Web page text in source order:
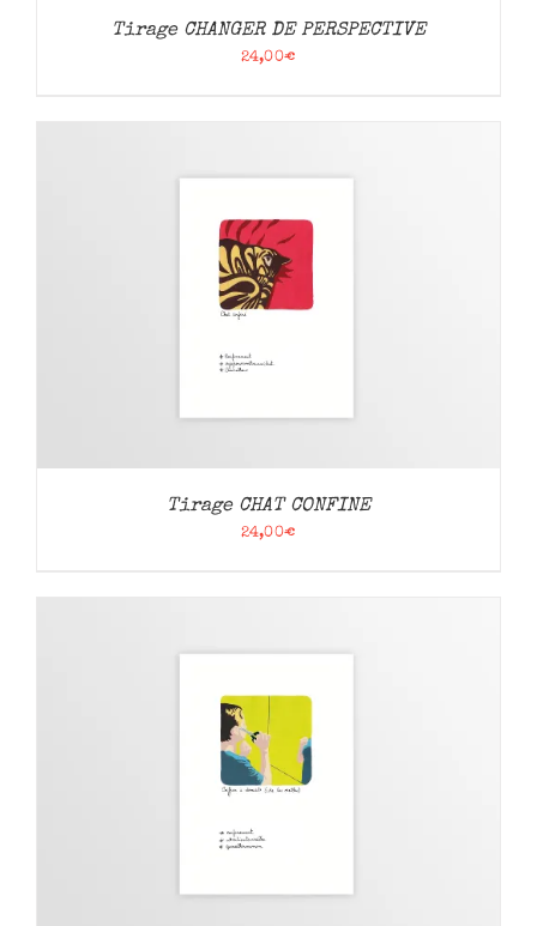
Tirage CHANGER DE PERSPECTIVE
24,00€
Tirage CHAT CONFINE
24,00€